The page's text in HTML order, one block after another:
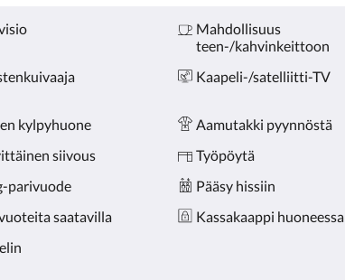
Mahdollisuus
teen-/kahvinkeittoon
Kaapeli-/satelliitti-TV
kylpyhuone Aamutakki pyynnöstä
siivous Työpöytä
parivuode Pääsy hissiin
saatavilla Kassakaappi huoneessa